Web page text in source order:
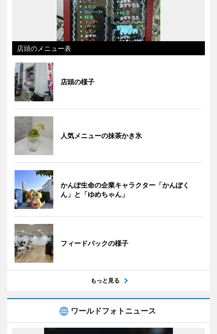
店頭のメニュー表
店頭の様子
人気メニューの抹茶かき氷
かんぽ生命の企業キャラクター「かんぽく
ん」と「ゆめちゃん」
フィードバックの様子
もっと見る
ワールドフォトニュース